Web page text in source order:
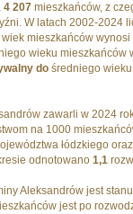
4 207 mieszkańców, z
W latach 2002-2024
wiek mieszkańców wynosi
wieku mieszkańców
do średniego
zawarli w 2024
na 1000
łódzkiego oraz
odnotowano 1,1
Aleksandrów jest
jest po